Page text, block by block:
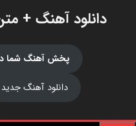
دانلود آهنگ +
پخش آهنگ شما
دانلود آهنگ جدید